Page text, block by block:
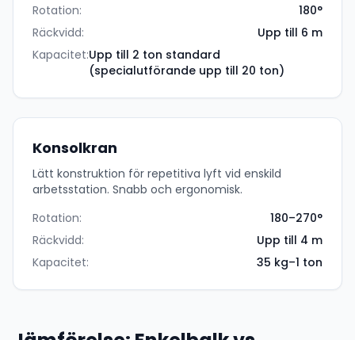
Rotation:
180°
Räckvidd:
Upp till 6 m
Kapacitet:Upp till 2 ton standard
(specialutförande upp till 20 ton)
Konsolkran
Lätt konstruktion för repetitiva lyft vid enskild
arbetsstation. Snabb och ergonomisk.
Rotation:
180–270°
Räckvidd:
Upp till 4 m
Kapacitet:
35 kg–1 ton